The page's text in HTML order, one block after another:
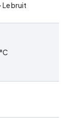
Le bruit